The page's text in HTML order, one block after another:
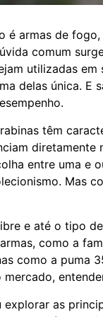
é armas de
comum
utilizadas
delas única. E
têm
entre uma e
Mas
e até o tipo
como a
como a puma
as